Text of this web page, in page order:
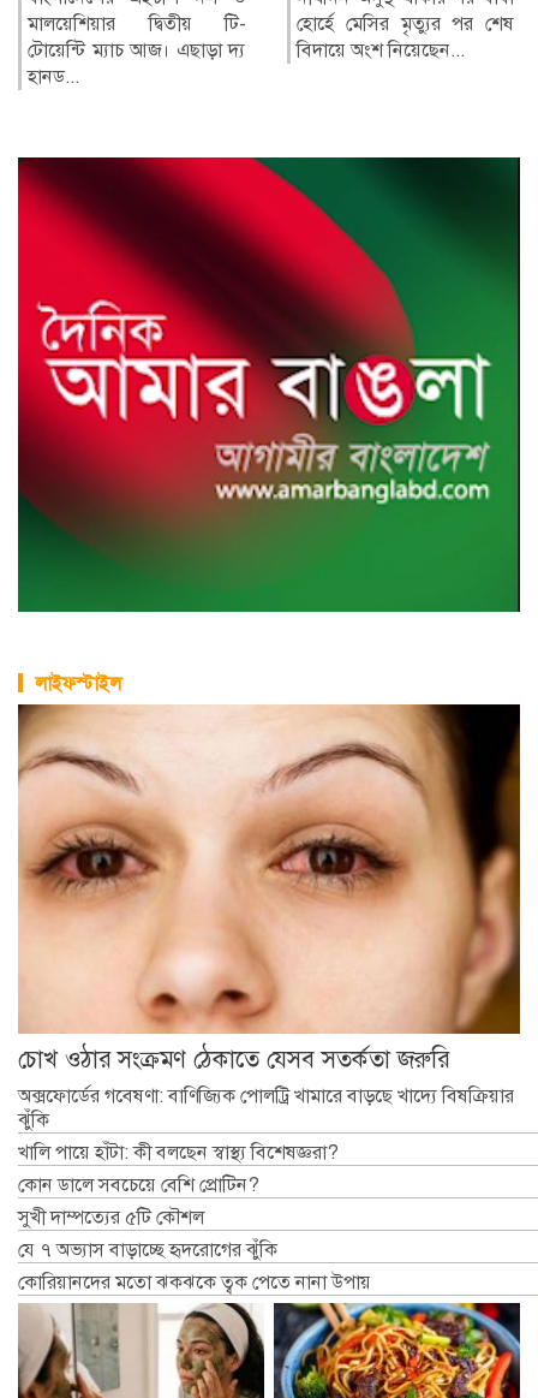
হোর্হে মেসির মৃত্যুর পর শেষ
বিদায়ে অংশ নিয়েছেন...
চলতি বছরের এসএসসি ও
সমমান পরীক্ষার ফল আজ
লাইফস্টাইল
চোখ ওঠার সংক্রমণ ঠেকাতে যেসব সতর্কতা জরুরি
অক্সফোর্ডের গবেষণা: বাণিজ্যিক পোলট্রি খামারে বাড়ছে খাদ্যে বিষক্রিয়ার
ঝুঁকি
খালি পায়ে হাঁটা: কী বলছেন স্বাস্থ্য বিশেষজ্ঞরা?
কোন ডালে সবচেয়ে বেশি প্রোটিন?
সুখী দাম্পত্যের ৫টি কৌশল
যে ৭ অভ্যাস বাড়াচ্ছে হৃদরোগের ঝুঁকি
কোরিয়ানদের মতো ঝকঝকে ত্বক পেতে নানা উপায়